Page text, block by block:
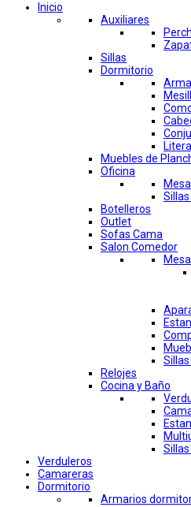
Inicio
Auxiliares
Sillas
Dormitorio
Muebles de
Oficina
Botelleros
Outlet
Sofas Cama
Salon Comedor
Relojes
Cocina y Baño
Verduleros
Camareras
Dormitorio
Armarios